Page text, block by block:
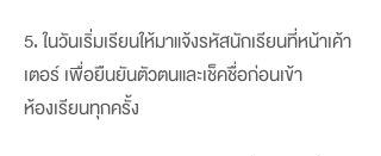
5. ในวันเริ่มเรียนให้มาแจ้งรหัสนักเรียนที่หน้าเค้า
เตอร์ เพื่อยืนยันตัวตนและเช็คชื่อก่อนเข้า
ห้องเรียนทุกครั้ง